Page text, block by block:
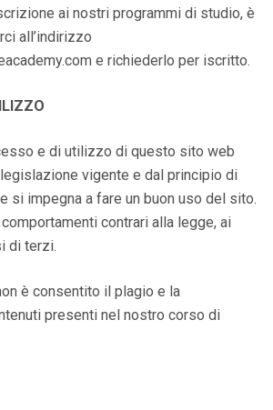
ai nostri programmi di studio, è
all’indirizzo
e richiederlo per iscritto.
e di utilizzo di questo sito web
vigente e dal principio di
si impegna a fare un buon uso del sito.
contrari alla legge, ai
di terzi.
è consentito il plagio e la
presenti nel nostro corso di